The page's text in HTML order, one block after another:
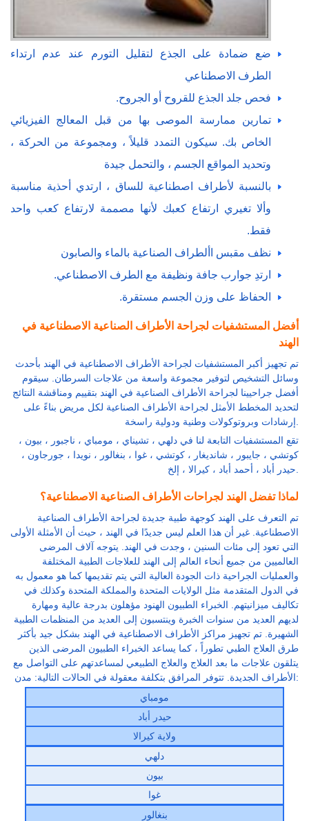
ضع ضمادة على الجذع لتقليل التورم عند عدم ارتداء
الطرف الاصطناعي
فحص جلد الجذع للقروح أو الجروح.
تمارين ممارسة الموصى بها من قبل المعالج الفيزيائي
الخاص بك. سيكون التمدد قليلاً ، ومجموعة من الحركة ،
وتحديد المواقع الجسم ، والتحمل جيدة
بالنسبة لأطراف اصطناعية للساق ، ارتدي أحذية مناسبة
وألا تغيري ارتفاع كعبك لأنها مصممة لارتفاع كعب واحد
فقط.
نظف مقبس األطراف الصناعية بالماء والصابون
ارتدِ جوارب جافة ونظيفة مع الطرف الاصطناعي.
الحفاظ على وزن الجسم مستقرة.
أفضل المستشفيات لجراحة الأطراف الصناعية الاصطناعية في
الهند
تم تجهيز أكبر المستشفيات لجراحة الأطراف الاصطناعية في الهند بأحدث
وسائل التشخيص لتوفير مجموعة واسعة من علاجات السرطان. سيقوم
أفضل جراحيينا لجراحة الأطراف الصناعية في الهند بتقييم ومناقشة النتائج
لتحديد المخطط الأمثل لجراحة الأطراف الصناعية لكل مريض بناءً على
إرشادات وبروتوكولات وطنية ودولية راسخة.
تقع المستشفيات التابعة لنا في دلهي ، تشيناي ، مومباي ، ناجبور ، بيون ،
كوتشي ، جايبور ، شانديغار ، كوتشي ، غوا ، بنغالور ، نويدا ، جورجاون ،
حيدر أباد ، أحمد أباد ، كيرالا ، إلخ.
لماذا تفضل الهند لجراحات الأطراف الصناعية الاصطناعية؟
تم التعرف على الهند كوجهة طبية جديدة لجراحة الأطراف الصناعية
الاصطناعية. غير أن هذا العلم ليس جديدًا في الهند ، حيث أن الأمثلة الأولى
التي تعود إلى مئات السنين ، وجدت في الهند. يتوجه آلاف المرضى
العالميين من جميع أنحاء العالم إلى الهند للعلاجات الطبية المختلفة
والعمليات الجراحية ذات الجودة العالية التي يتم تقديمها كما هو معمول به
في الدول المتقدمة مثل الولايات المتحدة والمملكة المتحدة وكذلك في
تكاليف ميزانيتهم. الخبراء الطبيون الهنود مؤهلون بدرجة عالية ومهارة
لديهم العديد من سنوات الخبرة وينتسبون إلى العديد من المنظمات الطبية
الشهيرة. تم تجهيز مراكز الأطراف الاصطناعية في الهند بشكل جيد بأكثر
طرق العلاج الطبي تطوراً ، كما يساعد الخبراء الطبيون المرضى الذين
يتلقون علاجات ما بعد العلاج والعلاج الطبيعي لمساعدتهم على التواصل مع
الأطراف الجديدة. تتوفر المرافق بتكلفة معقولة في الحالات التالية: مدن:
مومباي
حيدر أباد
ولاية كيرالا
دلهي
بيون
غوا
بنغالور